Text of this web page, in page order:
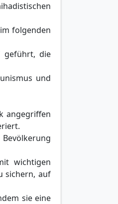
folgenden
geführt, die
und
angegriffen
wichtigen
sichern, auf
sie eine